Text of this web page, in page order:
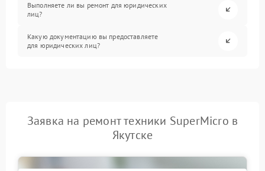
Выполняете ли вы ремонт для юридических
лиц?
Какую документацию вы предоставляете
для юридических лиц?
Заявка на ремонт техники SuperMicro в
Якутске